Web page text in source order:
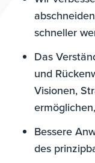
schneller
Das
und
Visionen,
Bessere
des